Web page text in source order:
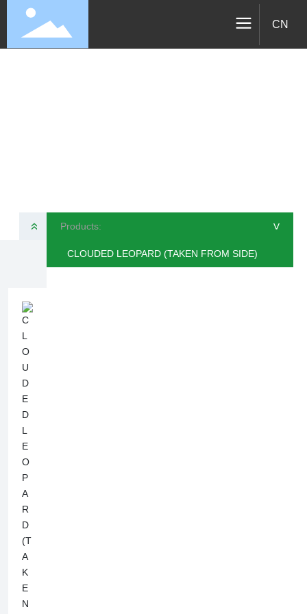
CN
Products:
CLOUDED LEOPARD (TAKEN FROM SIDE)
>
»